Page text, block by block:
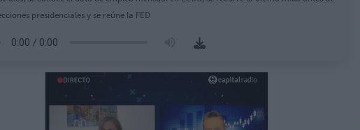
presidenciales y se reúne la FED